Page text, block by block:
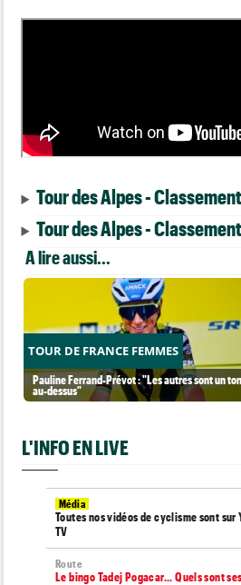
Tour des Alpes -
Tour des Alpes -
A lire aussi...
TOUR DE FRANCE FEMMES
Pauline Ferrand-Prévot : "Les autres sont un ton
au-dessus"
L'INFO EN LIVE
Média
Toutes nos vidéos de cyclisme sont
TV
Route
Le bingo Tadej Pogacar... Quels sont